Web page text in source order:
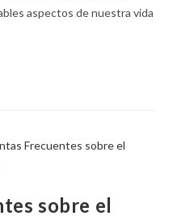
aspectos de nuestra vida
sobre el